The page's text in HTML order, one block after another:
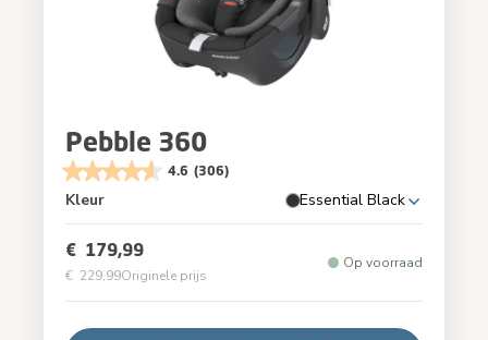
Pebble 360
4.6 (306)
Kleur Essential Black
€ 179,99
€ 229,99Originele prijs
Op voorraad